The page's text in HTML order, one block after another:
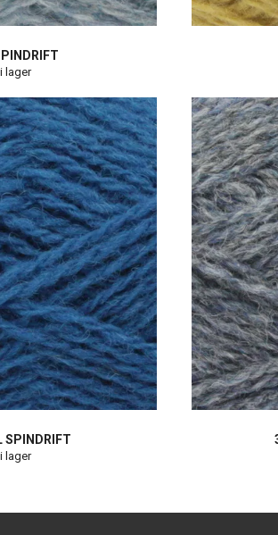
lager
SPINDRIFT
lager